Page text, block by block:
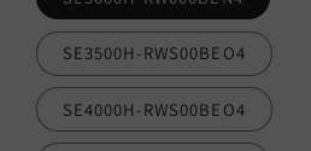
SE3500H-RWS00BEO4
SE4000H-RWS00BEO4